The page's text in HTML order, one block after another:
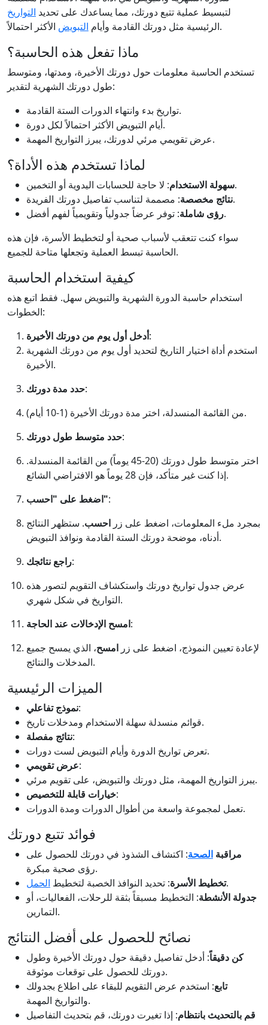
لتبسيط عملية تتبع دورتك، مما يساعدك على تحديد التواريخ
الرئيسية مثل دورتك القادمة وأيام التبويض الأكثر احتمالاً.
ماذا تفعل هذه الحاسبة؟
تستخدم الحاسبة معلومات حول دورتك الأخيرة، ومدتها، ومتوسط
طول دورتك الشهرية لتقدير:
تواريخ بدء وانتهاء الدورات الستة القادمة.
أيام التبويض الأكثر احتمالاً لكل دورة.
عرض تقويمي مرئي لدورتك، يبرز التواريخ المهمة.
لماذا تستخدم هذه الأداة؟
سهولة الاستخدام: لا حاجة للحسابات اليدوية أو التخمين.
نتائج مخصصة: مصممة لتناسب تفاصيل دورتك الفريدة.
رؤى شاملة: توفر عرضاً جدولياً وتقويمياً لفهم أفضل.
سواء كنت تتعقب لأسباب صحية أو لتخطيط الأسرة، فإن هذه
الحاسبة تبسط العملية وتجعلها متاحة للجميع.
كيفية استخدام الحاسبة
استخدام حاسبة الدورة الشهرية والتبويض سهل. فقط اتبع هذه
الخطوات:
أدخل أول يوم من دورتك الأخيرة:
استخدم أداة اختيار التاريخ لتحديد أول يوم من دورتك الشهرية
الأخيرة.
حدد مدة دورتك:
من القائمة المنسدلة، اختر مدة دورتك الأخيرة (1-10 أيام).
حدد متوسط طول دورتك:
اختر متوسط طول دورتك (20-45 يوماً) من القائمة المنسدلة.
إذا كنت غير متأكد، فإن 28 يوماً هو الافتراضي الشائع.
اضغط على "احسب":
بمجرد ملء المعلومات، اضغط على زر احسب. ستظهر النتائج
أدناه، موضحة دورتك الستة القادمة ونوافذ التبويض.
راجع نتائجك:
عرض جدول تواريخ دورتك واستكشاف التقويم لتصور هذه
التواريخ في شكل شهري.
امسح الإدخالات عند الحاجة:
لإعادة تعيين النموذج، اضغط على زر امسح، الذي يمسح جميع
المدخلات والنتائج.
الميزات الرئيسية
نموذج تفاعلي:
قوائم منسدلة سهلة الاستخدام ومدخلات تاريخ.
نتائج مفصلة:
تعرض تواريخ الدورة وأيام التبويض لست دورات.
عرض تقويمي:
يبرز التواريخ المهمة، مثل دورتك والتبويض، على تقويم مرئي.
خيارات قابلة للتخصيص:
تعمل لمجموعة واسعة من أطوال الدورات ومدة الدورات.
فوائد تتبع دورتك
مراقبة الصحة: اكتشاف الشذوذ في دورتك للحصول على
رؤى صحية مبكرة.
تخطيط الأسرة: تحديد النوافذ الخصبة لتخطيط الحمل
.
جدولة الأنشطة: التخطيط مسبقاً بثقة للرحلات، الفعاليات، أو
التمارين.
نصائح للحصول على أفضل النتائج
كن دقيقاً: أدخل تفاصيل دقيقة حول دورتك الأخيرة وطول
دورتك للحصول على توقعات موثوقة.
تابع: استخدم عرض التقويم للبقاء على اطلاع بجدولك
والتواريخ المهمة.
قم بالتحديث بانتظام: إذا تغيرت دورتك، قم بتحديث التفاصيل